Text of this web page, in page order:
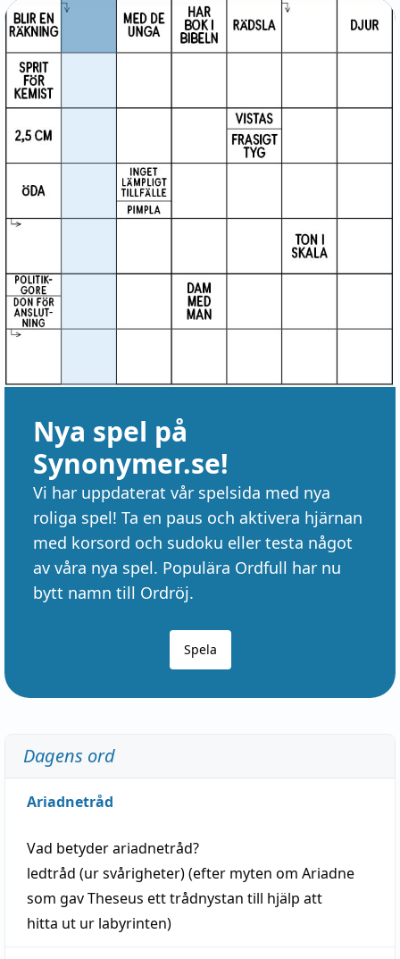
Nya spel på
Synonymer.se!
Vi har uppdaterat vår spelsida med nya
roliga spel! Ta en paus och aktivera hjärnan
med korsord och sudoku eller testa något
av våra nya spel. Populära Ordfull har nu
bytt namn till Ordröj.
Spela
Dagens ord
Ariadnetråd
Vad betyderariadnetråd?
ledtråd (ur svårigheter) (efter myten om Ariadne
som gav Theseus ett trådnystan till hjälp att
hitta ut ur labyrinten)